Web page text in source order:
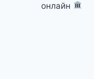
онлайн